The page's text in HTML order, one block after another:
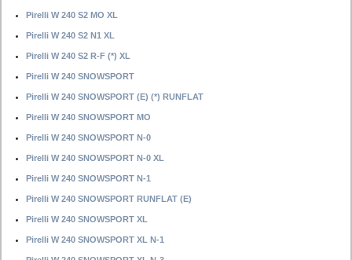
Pirelli W 240 S2 MO XL
Pirelli W 240 S2 N1 XL
Pirelli W 240 S2 R-F (*) XL
Pirelli W 240 SNOWSPORT
Pirelli W 240 SNOWSPORT (E) (*) RUNFLAT
Pirelli W 240 SNOWSPORT MO
Pirelli W 240 SNOWSPORT N-0
Pirelli W 240 SNOWSPORT N-0 XL
Pirelli W 240 SNOWSPORT N-1
Pirelli W 240 SNOWSPORT RUNFLAT (E)
Pirelli W 240 SNOWSPORT XL
Pirelli W 240 SNOWSPORT XL N-1